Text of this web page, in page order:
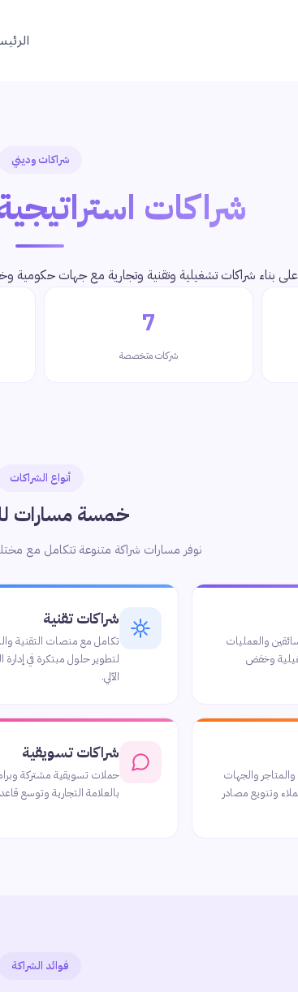
شراكات وديني
شراكات
بناء شراكات تشغيلية وتقنية وتجارية مع جهات حكومية
7
شركات متخصصة
أنواع الشراكات
خمسة مسارات
نوفر مسارات شراكة متنوعة تتكامل مع
والعمليات
وخفض
شراكات تقنية
تكامل مع منصات التقنية
لتطوير حلول مبتكرة في إدارة
الآلي.
والجهات
وتنويع مصادر
شراكات تسويقية
حملات تسويقية مشتركة
بالعلامة التجارية وتوسع
فوائد الشراكة